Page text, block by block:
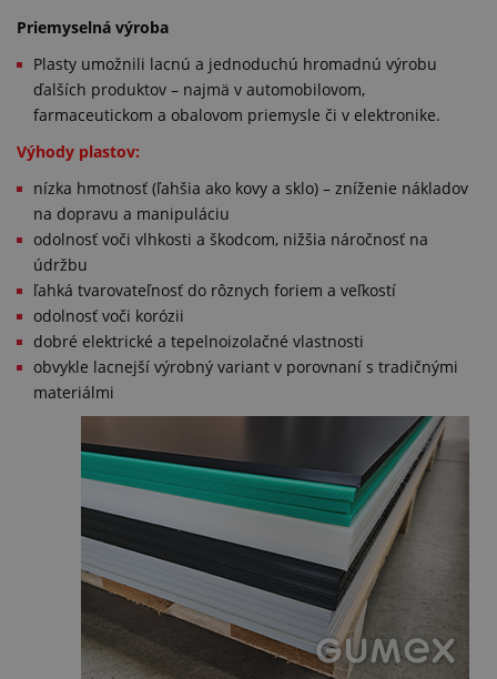
Priemyselná výroba
Plasty umožnili lacnú a jednoduchú hromadnú výrobu
ďalších produktov – najmä v automobilovom,
farmaceutickom a obalovom priemysle či v elektronike.
Výhody plastov:
nízka hmotnosť (ľahšia ako kovy a sklo) – zníženie nákladov
na dopravu a manipuláciu
odolnosť voči vlhkosti a škodcom, nižšia náročnosť na
údržbu
ľahká tvarovateľnosť do rôznych foriem a veľkostí
odolnosť voči korózii
dobré elektrické a tepelnoizolačné vlastnosti
obvykle lacnejší výrobný variant v porovnaní s tradičnými
materiálmi